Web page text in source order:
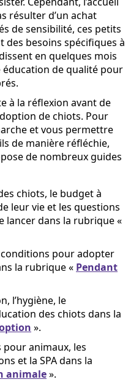
résulter d’un achat
de sensibilité, ces petits
des besoins spécifiques à
en quelques mois
éducation de qualité pour
à la réflexion avant de
de chiots. Pour
et vous permettre
de manière réfléchie,
de nombreux guides
chiots, le budget à
leur vie et les questions
lancer dans la rubrique «
conditions pour adopter
la rubrique « Pendant
l’hygiène, le
des chiots dans la
».
animaux, les
et la SPA dans la
animale».